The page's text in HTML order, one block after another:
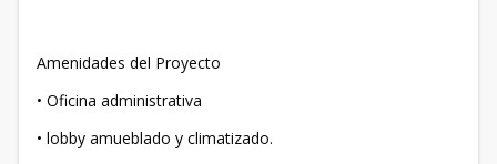
Amenidades del Proyecto
• Oficina administrativa
• lobby amueblado y climatizado.